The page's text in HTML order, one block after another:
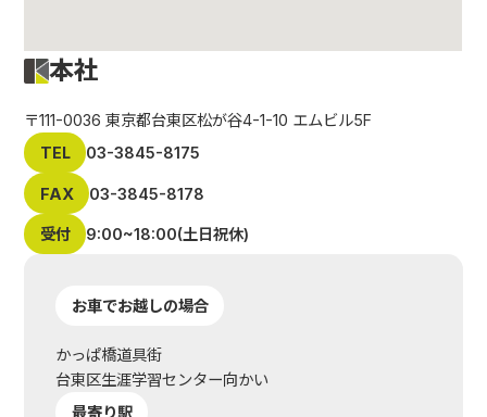
本社
〒111-0036 東京都台東区松が谷4-1-10 エムビル5F
TEL
03-3845-8175
FAX 03-3845-8178
受付 9:00~18:00(土日祝休)
お車でお越しの場合
かっぱ橋道具街
台東区生涯学習センター向かい
最寄り駅